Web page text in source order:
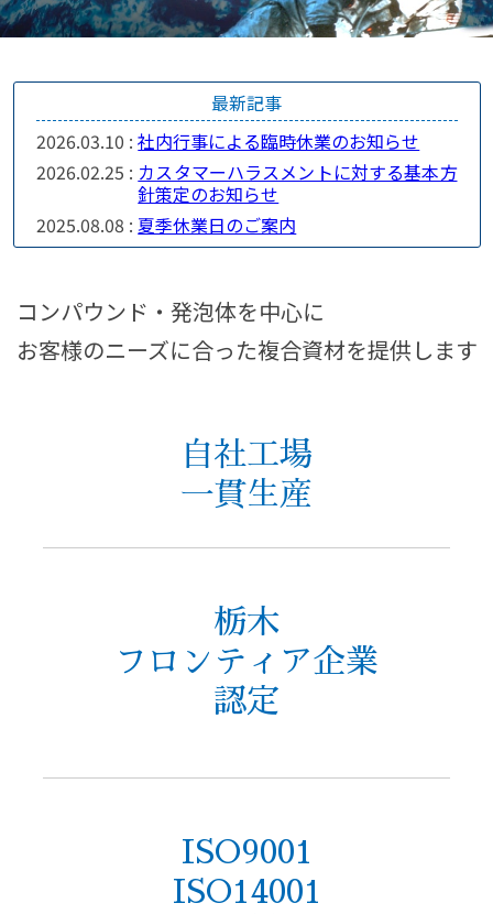
最新記事
2026.03.10 : 社内行事による臨時休業のお知らせ
2026.02.25 : カスタマーハラスメントに対する基本方
針策定のお知らせ
2025.08.08 : 夏季休業日のご案内
コンパウンド・発泡体を中心に
お客様のニーズに合った複合資材を提供します
自社工場
一貫生産
栃木
フロンティア企業
認定
ISO9001
ISO14001